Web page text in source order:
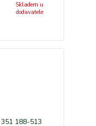
Skladem u
dodavatele